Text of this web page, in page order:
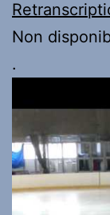
Non
.